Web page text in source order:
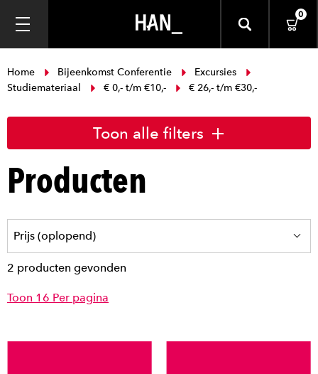
0
Home Bijeenkomst Conferentie
Excursies
Studiemateriaal
€ 0,- t/m €10,- € 26,- t/m €30,-
Toon alle filters
Producten
2 producten gevonden
Toon 16 Per pagina